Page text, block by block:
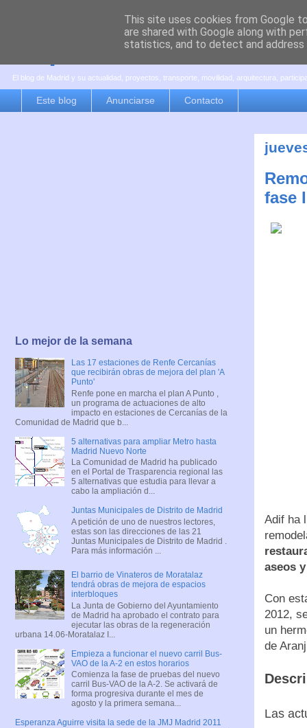
es por madrid
El blog de Madrid y su actualidad, proyectos, transporte, movilidad, arquitectura,
Este blog Anunciarse Contacto
fase
Adif ha
aseos
Con
2012,
un
de
Las
Lo mejor de la semana
Las 17 estaciones de Renfe Cercanías
que recibirán obras de mejora del plan 'A
Punto'
Renfe pone en marcha el plan A Punto ,
un programa de actuaciones de alto
impacto en estaciones de Cercanías de la
Comunidad de Madrid que b...
5 alternativas para ampliar Metro hasta
Madrid Nuevo Norte
La Comunidad de Madrid ha publicado
en el Portal de Trasparencia regional las
5 alternativas que estudia para llevar a
cabo la ampliación d...
Juntas Municipales de Distrito de Madrid
A petición de uno de nuestros lectores,
estas son las direcciones de las 21
Juntas Municipales de Distrito de Madrid .
Para más información ...
El barrio de Vinateros de Moratalaz
tendrá obras de mejora de espacios
interbloques
La Junta de Gobierno del Ayuntamiento
de Madrid ha aprobado el contrato para
ejecutar las obras de la regeneración
urbana 14.06-Moratalaz I...
Empieza a funcionar el nuevo carril Bus-
VAO de la A-2 en estos horarios
Comienza la fase de pruebas del nuevo
carril Bus-VAO de la A-2. Se activará de
forma progresiva durante el mes de
agosto y la primera semana...
Esperanza Aguirre visita la sede de la JMJ Madrid 2011
This site uses cookies from Google
are shared with Google along with
statistics, and to detect and address